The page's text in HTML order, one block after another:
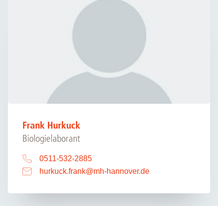
Frank Hurkuck
Biologielaborant
0511-532-2885
hurkuck.frank@mh-hannover.de